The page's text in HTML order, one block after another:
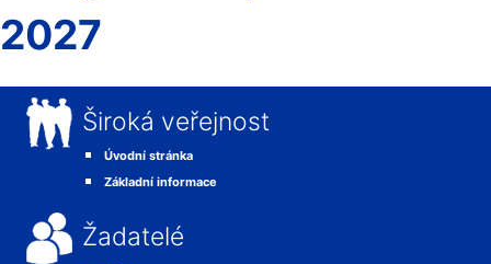
2027
Široká veřejnost
Úvodní stránka
Základní informace
Žadatelé